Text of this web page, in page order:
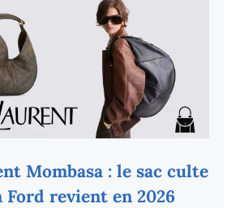
Mombasa : le sac culte
Ford revient en 2026